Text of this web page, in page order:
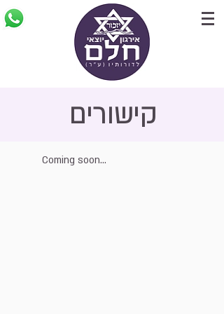
קישורים
Coming soon...